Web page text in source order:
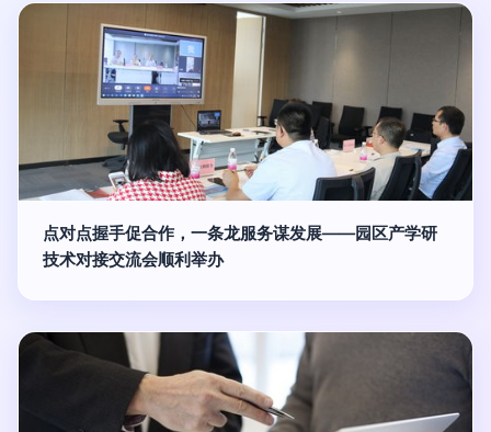
点对点握手促合作，一条龙服务谋发展——园区产学研
技术对接交流会顺利举办